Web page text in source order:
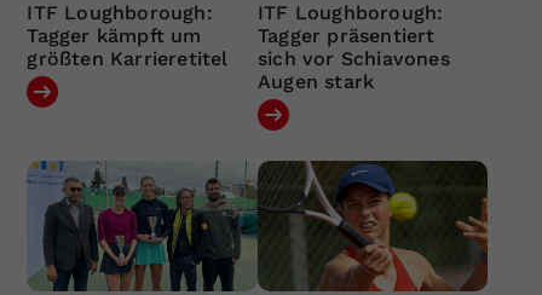
ITF Loughborough:
Tagger kämpft um
größten Karrieretitel
ITF Loughborough:
Tagger präsentiert
sich vor Schiavones
Augen stark